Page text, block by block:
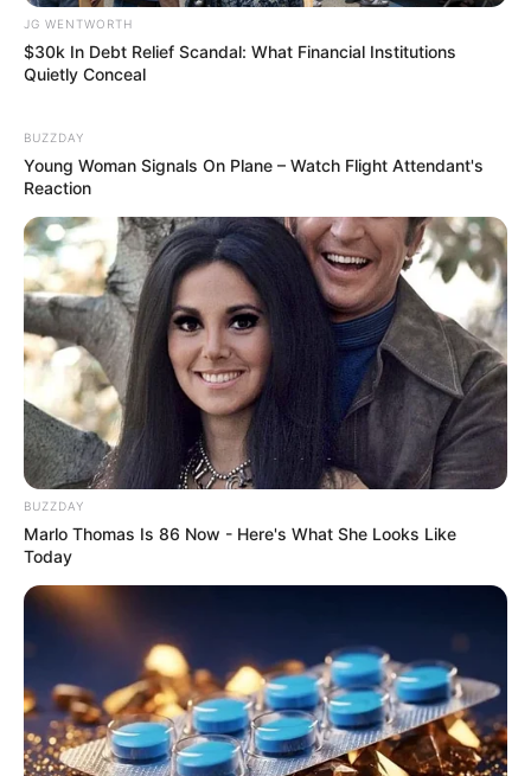
Co-stars Who Lost Control While Kissing Each
Other
BUZZDAY
Remember Chaz Bono? You Better Sit Down
Before You See Him Now
BUZZDAY
JG WENTWORTH
$30k In Debt Relief Scandal: What Financial Institutions
Quietly Conceal
BUZZDAY
Young Woman Signals On Plane – Watch Flight Attendant's
Reaction
BUZZDAY
Marlo Thomas Is 86 Now - Here's What She Looks Like
Today